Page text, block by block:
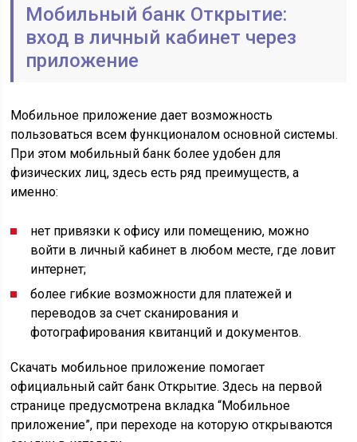
Мобильный банк Открытие:
вход в личный кабинет через
приложение
Мобильное приложение дает возможность
пользоваться всем функционалом основной системы.
При этом мобильный банк более удобен для
физических лиц, здесь есть ряд преимуществ, а
именно:
нет привязки к офису или помещению, можно
войти в личный кабинет в любом месте, где ловит
интернет;
более гибкие возможности для платежей и
переводов за счет сканирования и
фотографирования квитанций и документов.
Скачать мобильное приложение помогает
официальный сайт банк Открытие. Здесь на первой
странице предусмотрена вкладка “Мобильное
приложение”, при переходе на которую открываются